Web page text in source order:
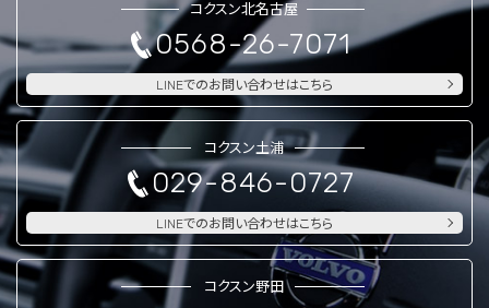
コクスン北名古屋
0568-26-7071
LINEでのお問い合わせはこちら
コクスン土浦
029-846-0727
LINEでのお問い合わせはこちら
コクスン野田